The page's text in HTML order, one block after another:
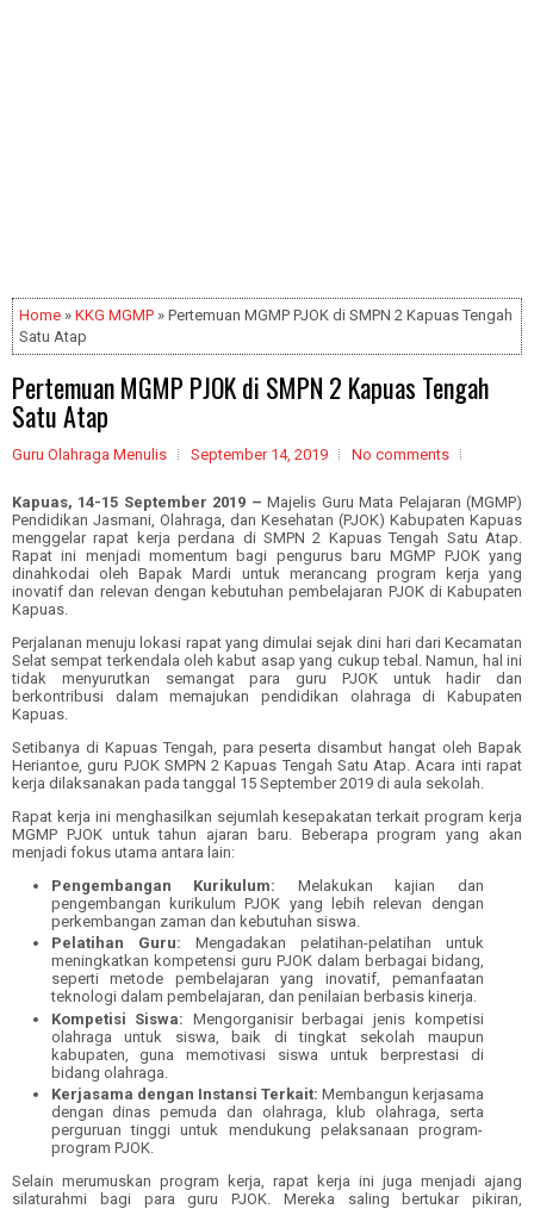
Home » KKG MGMP » Pertemuan MGMP PJOK di SMPN 2 Kapuas Tengah
Satu Atap
Pertemuan MGMP PJOK di SMPN 2 Kapuas Tengah
Satu Atap
Guru Olahraga Menulis September 14, 2019 No comments
Kapuas, 14-15 September 2019 – Majelis Guru Mata Pelajaran (MGMP)
Pendidikan Jasmani, Olahraga, dan Kesehatan (PJOK) Kabupaten Kapuas
menggelar rapat kerja perdana di SMPN 2 Kapuas Tengah Satu Atap.
Rapat ini menjadi momentum bagi pengurus baru MGMP PJOK yang
dinahkodai oleh Bapak Mardi untuk merancang program kerja yang
inovatif dan relevan dengan kebutuhan pembelajaran PJOK di Kabupaten
Kapuas.
Perjalanan menuju lokasi rapat yang dimulai sejak dini hari dari Kecamatan
Selat sempat terkendala oleh kabut asap yang cukup tebal. Namun, hal ini
tidak menyurutkan semangat para guru PJOK untuk hadir dan
berkontribusi dalam memajukan pendidikan olahraga di Kabupaten
Kapuas.
Setibanya di Kapuas Tengah, para peserta disambut hangat oleh Bapak
Heriantoe, guru PJOK SMPN 2 Kapuas Tengah Satu Atap. Acara inti rapat
kerja dilaksanakan pada tanggal 15 September 2019 di aula sekolah.
Rapat kerja ini menghasilkan sejumlah kesepakatan terkait program kerja
MGMP PJOK untuk tahun ajaran baru.Beberapa program yang akan
menjadi fokus utama antara lain:
Pengembangan Kurikulum: Melakukan kajian dan
pengembangan kurikulum PJOK yang lebih relevan dengan
perkembangan zaman dan kebutuhan siswa.
Pelatihan Guru: Mengadakan pelatihan-pelatihan untuk
meningkatkan kompetensi guru PJOK dalam berbagai bidang,
seperti metode pembelajaran yang inovatif, pemanfaatan
teknologi dalam pembelajaran, dan penilaian berbasis kinerja.
Kompetisi Siswa: Mengorganisir berbagai jenis kompetisi
olahraga untuk siswa, baik di tingkat sekolah maupun
kabupaten, guna memotivasi siswa untuk berprestasi di
bidang olahraga.
Kerjasama dengan Instansi Terkait: Membangun kerjasama
dengan dinas pemuda dan olahraga, klub olahraga, serta
perguruan tinggi untuk mendukung pelaksanaan program-
program PJOK.
Selain merumuskan program kerja, rapat kerja ini juga menjadi ajang
silaturahmi bagi para guru PJOK.
Mereka saling bertukar pikiran,